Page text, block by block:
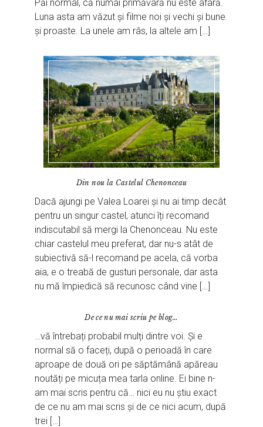
Păi normal, că numai primăvară nu este afară.
Luna asta am văzut și filme noi și vechi și bune
și proaste. La unele am râs, la altele am […]
Din nou la Castelul Chenonceau
Dacă ajungi pe Valea Loarei și nu ai timp decât
pentru un singur castel, atunci îți recomand
indiscutabil să mergi la Chenonceau. Nu este
chiar castelul meu preferat, dar nu-s atât de
subiectivă să-l recomand pe acela, că vorba
aia, e o treabă de gusturi personale, dar asta
nu mă împiedică să recunosc când vine […]
De ce nu mai scriu pe blog…
…vă întrebați probabil mulți dintre voi. Și e
normal să o faceți, după o perioadă în care
aproape de două ori pe săptămână apăreau
noutăți pe micuța mea tarla online. Ei bine n-
am mai scris pentru că… nici eu nu știu exact
de ce nu am mai scris și de ce nici acum, după
trei […]